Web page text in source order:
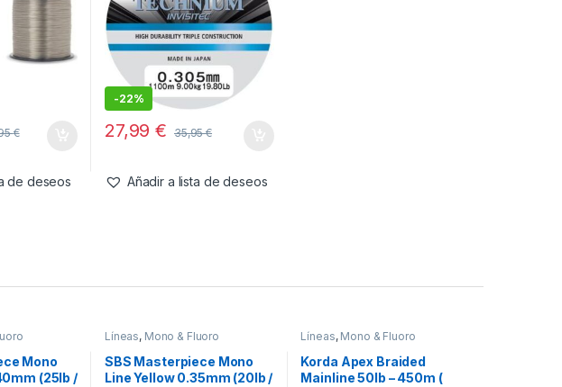
€
de deseos
-22%
27,99€ 35,95€
Añadir a lista de deseos
Mono
(25lb /
Líneas, Mono & Fluoro
SBS Masterpiece Mono
Line Yellow 0.35mm (20lb /
Líneas, Mono & Fluoro
Korda Apex Braided
Mainline 50lb – 450m (